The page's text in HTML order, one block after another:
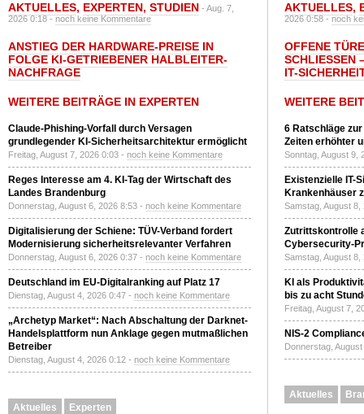
AKTUELLES, EXPERTEN, STUDIEN - Aug. 7,
2026 0:18 -noch keine Kommentare
ANSTIEG DER HARDWARE-PREISE IN
FOLGE KI-GETRIEBENER HALBLEITER-
NACHFRAGE
WEITERE BEITRÄGE IN EXPERTEN
Claude-Phishing-Vorfall durch Versagen
grundlegender KI-Sicherheitsarchitektur ermöglicht
Freitag, August 7, 2026 0:03 - noch keine Kommentare
Reges Interesse am 4. KI-Tag der Wirtschaft des
Landes Brandenburg
Donnerstag, August 6, 2026 8:53 - noch keine Kommentare
Digitalisierung der Schiene: TÜV-Verband fordert
Modernisierung sicherheitsrelevanter Verfahren
Donnerstag, August 6, 2026 0:37 - noch keine Kommentare
Deutschland im EU-Digitalranking auf Platz 17
Dienstag, August 4, 2026 0:47 - noch keine Kommentare
„Archetyp Market“: Nach Abschaltung der Darknet-
Handelsplattform nun Anklage gegen mutmaßlichen
Betreiber
Dienstag, August 4, 2026 0:12 - noch keine Kommentare
Aktuelles Experten
AKTUELLES,
2026 0:58 -noch
OFFENE
SCHLIESSEN
T-
WEITERE
6 Ratschläge
Zeiten erhöhter
Sonntag, August 9,
Existenzielle IT-
Krankenhäuser
Samstag, August
Zutrittskontrolle
Cybersecurity-
Samstag, August
KI als
bis zu acht
Freitag, August 7,
NIS-2
Donnerstag,
Aktuelles